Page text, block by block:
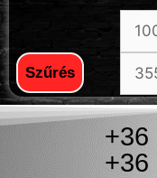
Szűrés
+36
+36